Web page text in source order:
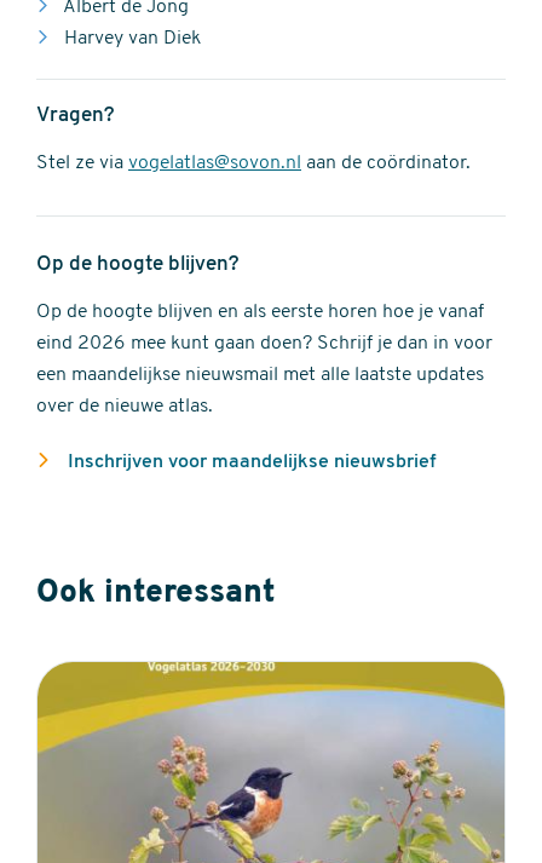
Albert de Jong
Harvey van Diek
Vragen?
Stel ze via vogelatlas@sovon.nl aan de coördinator.
Op de hoogte blijven?
Op de hoogte blijven en als eerste horen hoe je vanaf
eind 2026 mee kunt gaan doen? Schrijf je dan in voor
een maandelijkse nieuwsmail met alle laatste updates
over de nieuwe atlas.
Inschrijven voor maandelijkse nieuwsbrief
Ook interessant